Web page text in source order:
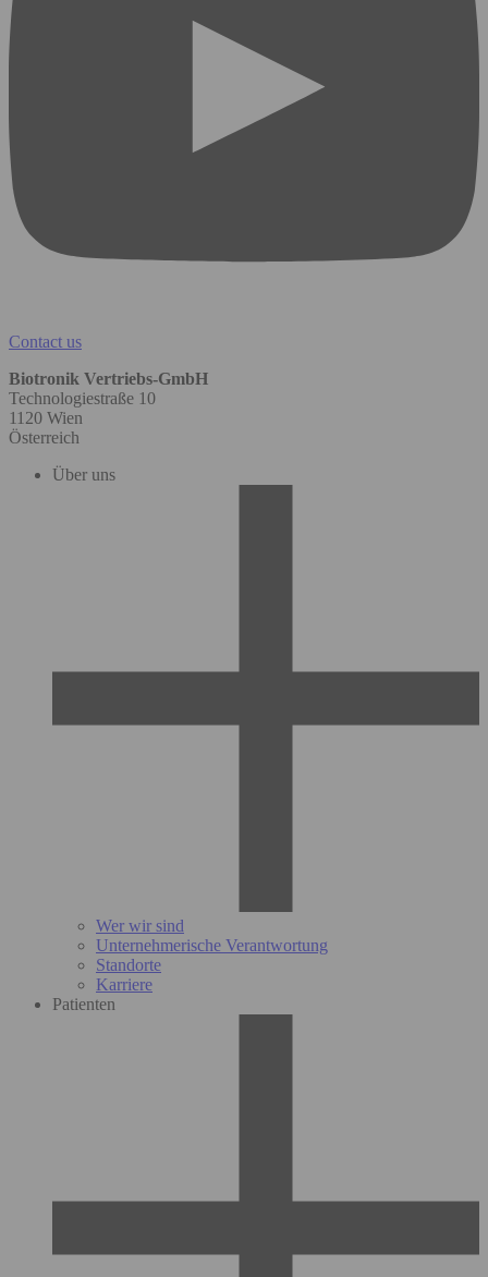
Contact us
Biotronik Vertriebs-GmbH
Technologiestraße 10
1120 Wien
Österreich
Über uns
Wer wir sind
Unternehmerische Verantwortung
Standorte
Karriere
Patienten